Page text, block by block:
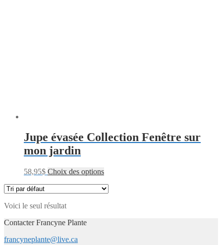
Jupe évasée Collection Fenêtre sur
mon jardin
58,95$ Choix des options
Voici le seul résultat
Contacter Francyne Plante
francyneplante@live.ca